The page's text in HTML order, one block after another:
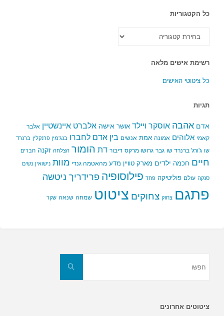
כל הקטגוריות
הקטגוריות
רשימת אישים מלאה
כל ציטוטי האישים
תגיות
אדם אהבה אוסקר ויילד אושר אישה אלברט איינשטיין אלבר
קאמי אלוהים אמונה אמת אנשים בין אדם לחברו בנג'מין פרנקלין ברנרד
שו ג'ורג' ברנרד שו גבר גרושו מרקס דיבור דת הומור הצלחה זקנה חברים
חיים חכמה ילדים מארק טוויין מדע מהאטמה גנדי מוות נישואין נשים
סנקה עולם פוליטיקה פחד פילוסופיה פרידריך ניטשה
פתגם צחוק צחוקים ציטוט שמחה שנאה שקר
חפשו
ציטוטים אחרונים